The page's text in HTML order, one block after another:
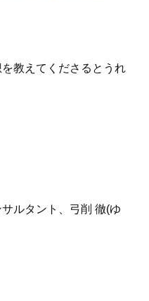
教えてくださるとうれ
ルタント、弓削 徹(ゆ